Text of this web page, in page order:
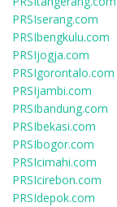
PRSIserang.com
PRSIbengkulu.com
PRSIjogja.com
PRSIgorontalo.com
PRSIjambi.com
PRSIbandung.com
PRSIbekasi.com
PRSIbogor.com
PRSIcimahi.com
PRSIcirebon.com
PRSIdepok.com